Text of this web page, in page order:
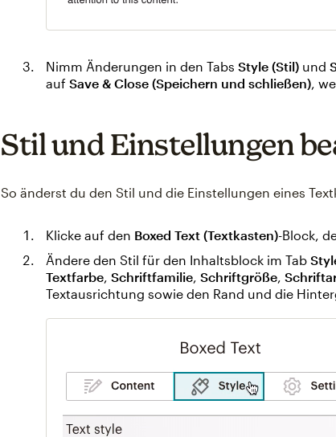
Nimm Änderungen in den TabsStyle (Stil) und
aufSave & Close (Speichern und schließen) ,
Stil und Einstellungen
So änderst du den Stil und die Einstellungen eines
Klicke auf den Boxed Text (Textkasten)-Block,
Ändere den Stil für den Inhaltsblock im Tab
Textfarbe ,Schriftfamilie ,Schriftgröße ,
Textausrichtung sowie den Rand und die